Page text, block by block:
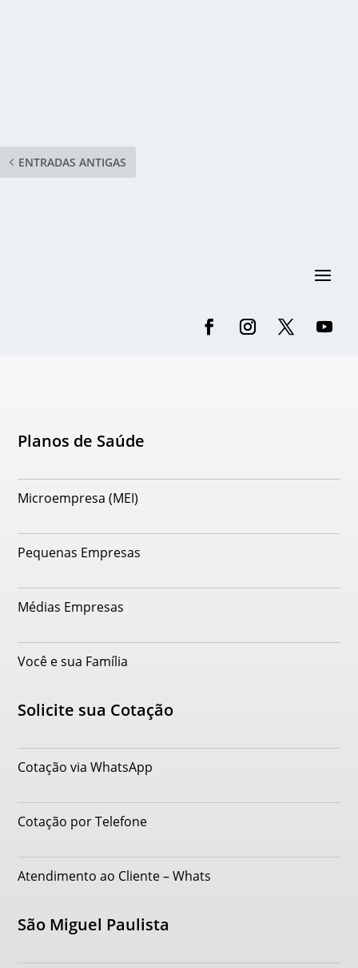
ENTRADAS ANTIGAS
Planos de Saúde
Microempresa (MEI)
Pequenas Empresas
Médias Empresas
Você e sua Família
Solicite sua Cotação
Cotação via WhatsApp
Cotação por Telefone
Atendimento ao Cliente – Whats
São Miguel Paulista